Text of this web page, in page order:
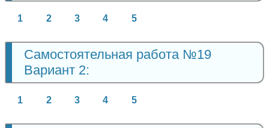
1 2 3 4 5
Самостоятельная работа №19
Вариант 2:
1 2 3 4 5